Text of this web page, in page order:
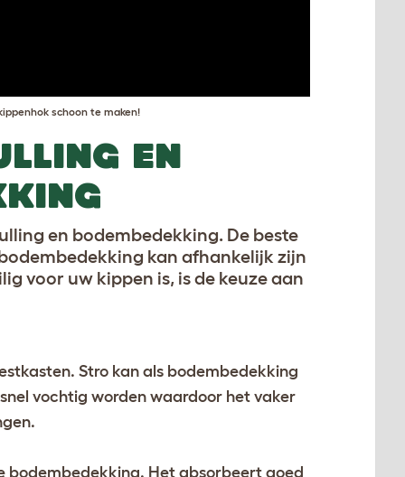
schoon te maken!
EN
en bodembedekking. De beste
kan afhankelijk zijn
voor uw kippen is, is de keuze aan
Stro kan als bodembedekking
vochtig worden waardoor het vaker
bodembedekking. Het absorbeert goed